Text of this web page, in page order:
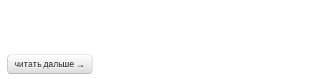
читать дальше →